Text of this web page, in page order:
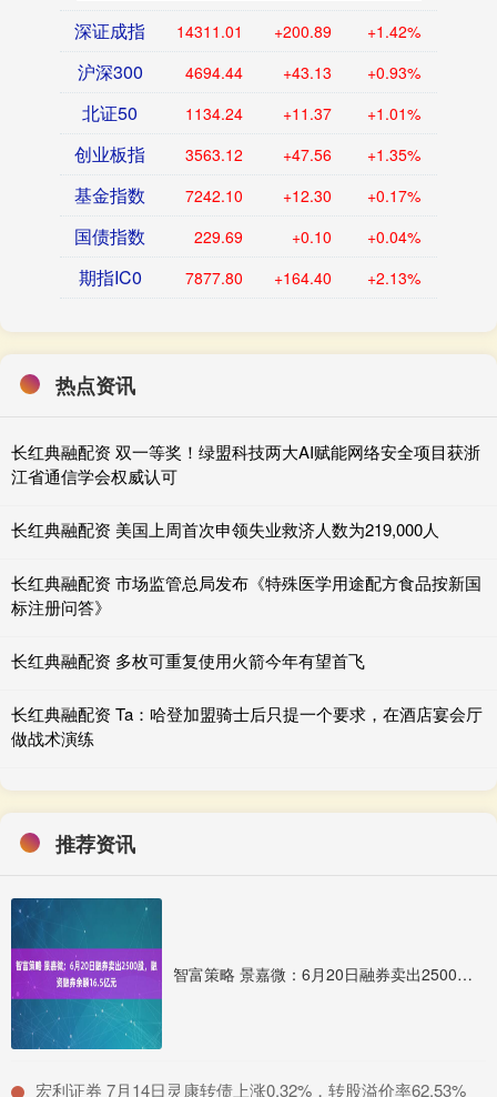
深证成指 14311.01 +200.89 +1.42%
沪深300 4694.44 +43.13 +0.93%
北证50 1134.24 +11.37 +1.01%
创业板指 3563.12 +47.56 +1.35%
基金指数 7242.10 +12.30 +0.17%
国债指数 229.69 +0.10 +0.04%
期指IC0 7877.80 +164.40 +2.13%
热点资讯
长红典融配资 双一等奖！绿盟科技两大AI赋能网络安全项目获浙
江省通信学会权威认可
长红典融配资 美国上周首次申领失业救济人数为219,000人
长红典融配资 市场监管总局发布《特殊医学用途配方食品按新国
标注册问答》
长红典融配资 多枚可重复使用火箭今年有望首飞
长红典融配资 Ta：哈登加盟骑士后只提一个要求，在酒店宴会厅
做战术演练
推荐资讯
智富策略 景嘉微：6月20日融券卖出2500股，融资融券余额16.5亿元
​宏利证券 7月14日灵康转债上涨0.32%，转股溢价率62.53%